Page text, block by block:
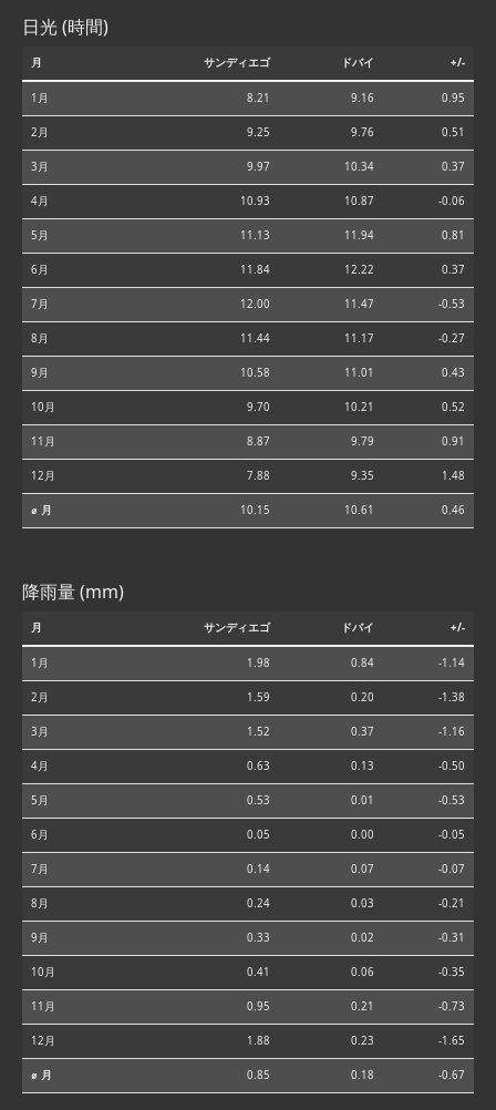
日光 (時間)
月 サンディエゴ ドバイ +/-
1月 8.21 9.16 0.95
2月 9.25 9.76 0.51
3月 9.97 10.34 0.37
4月 10.93 10.87 -0.06
5月 11.13 11.94 0.81
6月 11.84 12.22 0.37
7月 12.00 11.47 -0.53
8月 11.44 11.17 -0.27
9月 10.58 11.01 0.43
10月 9.70 10.21 0.52
11月 8.87 9.79 0.91
12月 7.88 9.35 1.48
⌀ 月 10.15 10.61 0.46
降雨量 (mm)
月 サンディエゴ ドバイ +/-
1月 1.98 0.84 -1.14
2月 1.59 0.20 -1.38
3月 1.52 0.37 -1.16
4月 0.63 0.13 -0.50
5月 0.53 0.01 -0.53
6月 0.05 0.00 -0.05
7月 0.14 0.07 -0.07
8月 0.24 0.03 -0.21
9月 0.33 0.02 -0.31
10月 0.41 0.06 -0.35
11月 0.95 0.21 -0.73
12月 1.88 0.23 -1.65
⌀ 月 0.85 0.18 -0.67